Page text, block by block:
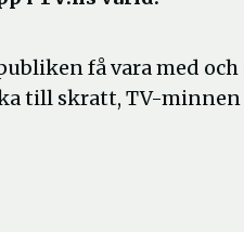
få vara med och
till skratt, TV-minnen